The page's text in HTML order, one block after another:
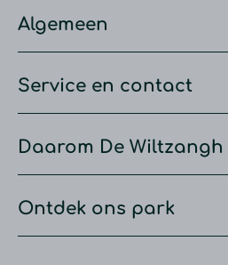
Algemeen
Service en contact
Daarom De Wiltzangh
Ontdek ons park